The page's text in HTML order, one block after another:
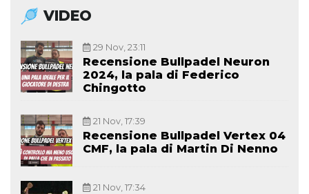
VIDEO
29 Nov, 23:11
Recensione Bullpadel Neuron
2024, la pala di Federico
Chingotto
21 Nov, 17:39
Recensione Bullpadel Vertex 04
CMF, la pala di Martin Di Nenno
21 Nov, 17:34